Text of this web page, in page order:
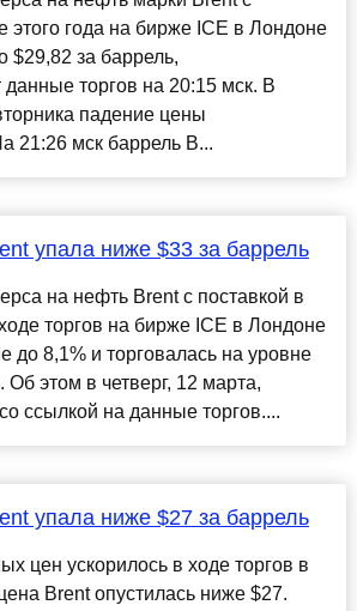
этого года на бирже ICE в Лондоне
$29,82 за баррель,
данные торгов на 20:15 мск. В
падение цены
21:26 мск баррель B...
упала ниже $33 за баррель
на нефть Brent с поставкой в
торгов на бирже ICE в Лондоне
до 8,1% и торговалась на уровне
Об этом в четверг, 12 марта,
ссылкой на данные торгов....
упала ниже $27 за баррель
цен ускорилось в ходе торгов в
Brent опустилась ниже $27.